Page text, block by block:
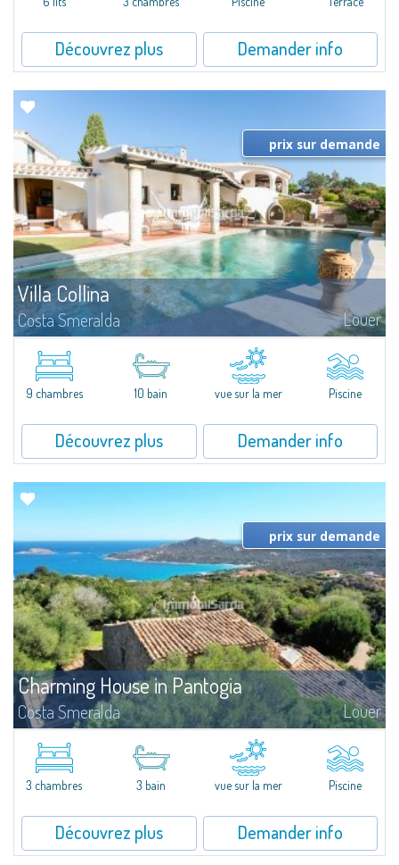
Découvrez plus Demander info
Villa Collina
Costa Smeralda Louer
Sur les collines surplombant Porto Cervo,Villa Collina, superbe propriété en
location, bénéficie d'une position panoramique exceptionnelle.L'élégant
corps principal se compose d'un lumineux living avec séjour...
prix sur demande
9 chambres 10 bain vue sur la mer Piscine
Découvrez plus Demander info
Charming House in Pantogia
Costa Smeralda Louer
​Délicieuse propriété à vendre, sur les collines de Pantogia, cadre envoutant
surplombant le splendide golfe du Pevero. Elle fut parmi les premières
créations du fameux architecte Savin Couelle, style cottage au...
prix sur demande
3 chambres 3 bain vue sur la mer Piscine
Découvrez plus Demander info